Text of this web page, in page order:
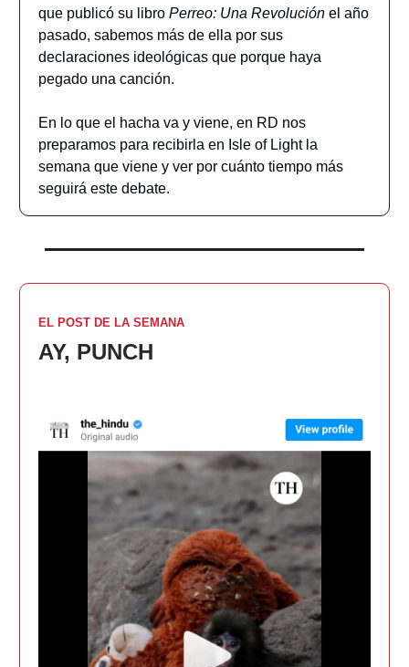
que publicó su libro Perreo: Una Revolución el año
pasado, sabemos más de ella por sus
declaraciones ideológicas que porque haya
pegado una canción.
En lo que el hacha va y viene, en RD nos
preparamos para recibirla en Isle of Light la
semana que viene y ver por cuánto tiempo más
seguirá este debate.
EL POST DE LA SEMANA
AY, PUNCH